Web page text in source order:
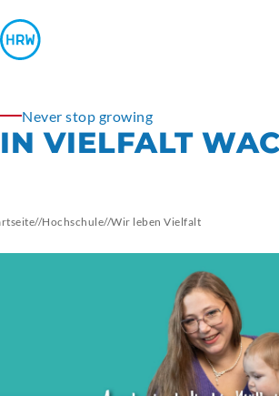
Never stop growing
IN VIELFALT
//Hochschule//Wir leben Vielfalt